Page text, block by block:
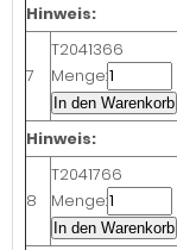
Hinweis:
7
T2041366
Menge:
In den Warenkorb
Hinweis:
8
T2041766
Menge:
In den Warenkorb